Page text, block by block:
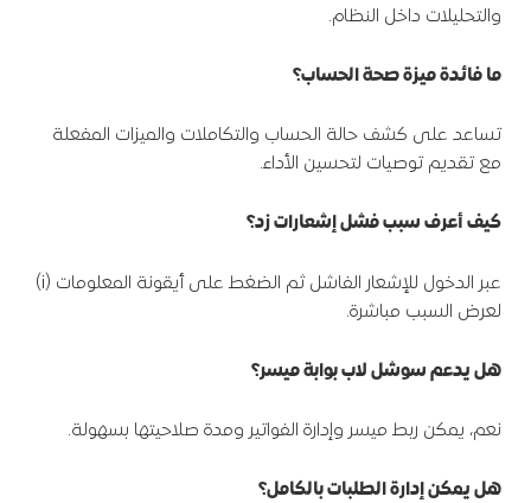
والتحليلات داخل النظام.
ما فائدة ميزة صحة الحساب؟
تساعد على كشف حالة الحساب والتكاملات والميزات المفعلة
مع تقديم توصيات لتحسين الأداء.
كيف أعرف سبب فشل إشعارات زد؟
عبر الدخول للإشعار الفاشل ثم الضغط على أيقونة المعلومات (i)
لعرض السبب مباشرة.
هل يدعم سوشل لاب بوابة ميسر؟
نعم، يمكن ربط ميسر وإدارة الفواتير ومدة صلاحيتها بسهولة.
هل يمكن إدارة الطلبات بالكامل؟